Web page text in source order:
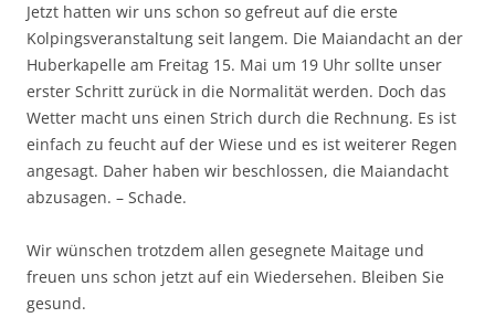
Jetzt hatten wir uns schon so gefreut auf die erste
Kolpingsveranstaltung seit langem. Die Maiandacht an der
Huberkapelle am Freitag 15. Mai um 19 Uhr sollte unser
erster Schritt zurück in die Normalität werden. Doch das
Wetter macht uns einen Strich durch die Rechnung. Es ist
einfach zu feucht auf der Wiese und es ist weiterer Regen
angesagt. Daher haben wir beschlossen, die Maiandacht
abzusagen. – Schade.
Wir wünschen trotzdem allen gesegnete Maitage und
freuen uns schon jetzt auf ein Wiedersehen. Bleiben Sie
gesund.